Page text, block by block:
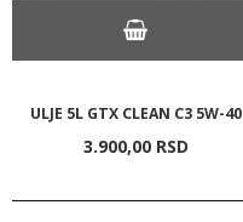
ULJE 5L GTX CLEAN C3 5W-40
3.900,00 RSD